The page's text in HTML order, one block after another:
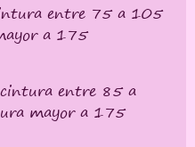
entre 75 a 105
a 175
cintura entre 85 a
mayor a 175